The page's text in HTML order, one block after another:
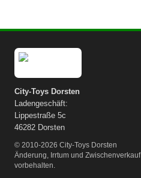
City-Toys Dorsten
Ladengeschäft:
Lippestraße 5c
46282 Dorsten
© 2010-2026 City-Toys Dorsten
Änderung, Irrtum und Zwischenverkauf
vorbehalten.